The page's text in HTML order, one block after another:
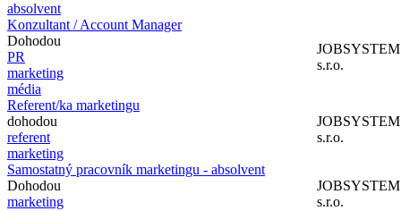
absolvent
Konzultant / Account Manager
Dohodou
PR
marketing
média
JOBSYSTEM
s.r.o.
Referent/ka marketingu
dohodou
referent
marketing
JOBSYSTEM
s.r.o.
Samostatný pracovník marketingu - absolvent
Dohodou
marketing
JOBSYSTEM
s.r.o.